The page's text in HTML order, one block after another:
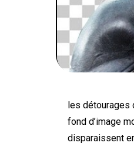
les détourages
fond d’image
disparaissent